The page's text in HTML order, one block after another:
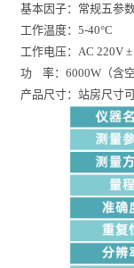
基本因子：常规五参
工作温度： 5-40°C
工作电压： AC 220V
功
率： 6000W（含
产品尺寸：站房尺寸